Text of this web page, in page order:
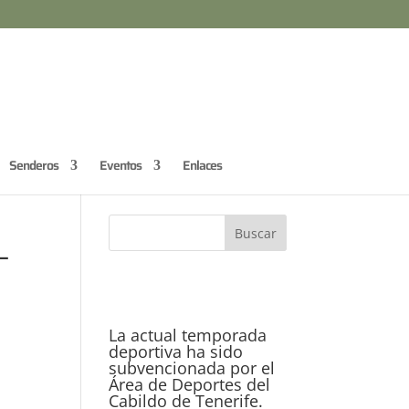
Senderos Eventos Enlaces
La actual temporada
deportiva ha sido
subvencionada por el
Área de Deportes del
Cabildo de Tenerife.